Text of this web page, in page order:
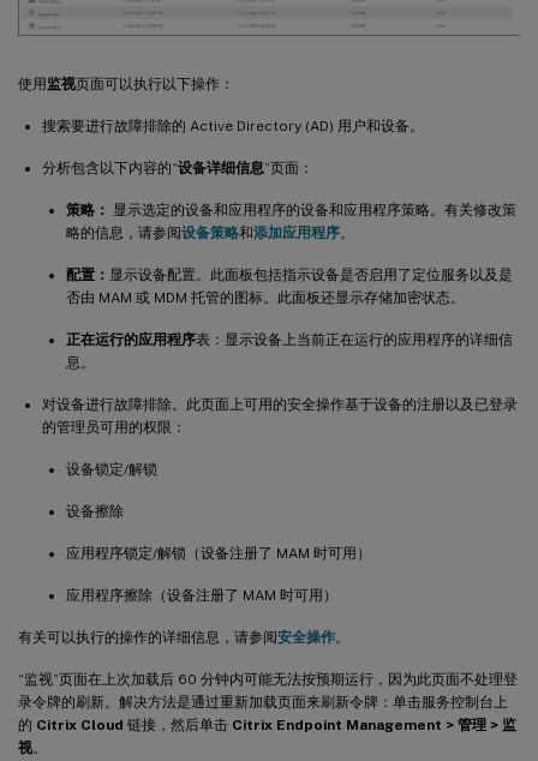
使用 监视页面可以执行以下操作：
搜索要进行故障排除的 Active Directory (AD) 用户和设备。
分析包含以下内容的“设备详细信息”页面：
策略：
显示选定的设备和应用程序的设备和应用程序策略。有关修改策
略的信息，请参阅设备策略和添加应用程序。
配置： 显示设备配置。此面板包括指示设备是否启用了定位服务以及是
否由 MAM 或 MDM 托管的图标。此面板还显示存储加密状态。
正在运行的应用程序表：显示设备上当前正在运行的应用程序的详细信
息。
对设备进行故障排除。此页面上可用的安全操作基于设备的注册以及已登录
的管理员可用的权限：
设备锁定/解锁
设备擦除
应用程序锁定/解锁（设备注册了 MAM 时可用）
应用程序擦除（设备注册了 MAM 时可用）
有关可以执行的操作的详细信息，请参阅安全操作。
“监视”页面在上次加载后 60 分钟内可能无法按预期运行，因为此页面不处理登
录令牌的刷新。解决方法是通过重新加载页面来刷新令牌：单击服务控制台上
的 Citrix Cloud 链接，然后单击 Citrix Endpoint Management > 管理 > 监
视。